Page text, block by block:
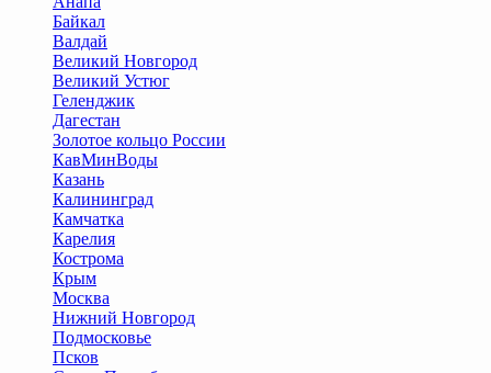
Байкал
Валдай
Великий Новгород
Великий Устюг
Геленджик
Дагестан
Золотое кольцо России
КавМинВоды
Казань
Калининград
Камчатка
Карелия
Кострома
Крым
Москва
Нижний Новгород
Подмосковье
Псков